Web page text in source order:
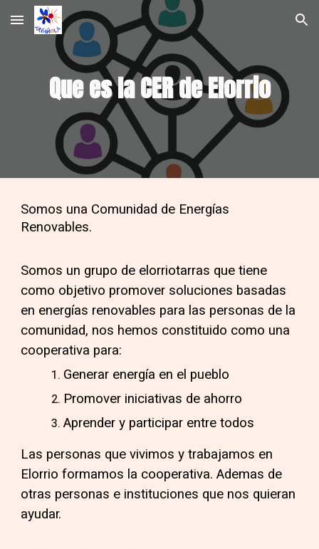
Skip to main content Skip to navigation
Que es la CER de Elorrio
Somos una Comunidad de Energías
Renovables.
Somos un grupo de elorriotarras que tiene
como objetivo promover soluciones basadas
en energías renovables para las personas de la
comunidad, nos hemos constituido como una
cooperativa para:
Generar energía en el pueblo
Promover iniciativas de ahorro
Aprender y participar entre todos
Las personas que vivimos y trabajamos en
Elorrio formamos la cooperativa. Ademas de
otras personas e instituciones que nos quieran
ayudar.